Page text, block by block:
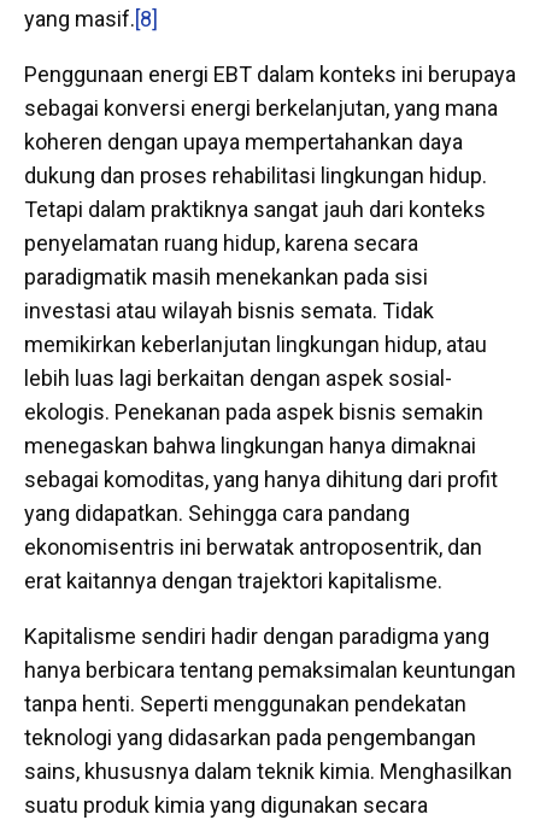
yang masif.[8]
Penggunaan energi EBT dalam konteks ini berupaya
sebagai konversi energi berkelanjutan, yang mana
koheren dengan upaya mempertahankan daya
dukung dan proses rehabilitasi lingkungan hidup.
Tetapi dalam praktiknya sangat jauh dari konteks
penyelamatan ruang hidup, karena secara
paradigmatik masih menekankan pada sisi
investasi atau wilayah bisnis semata. Tidak
memikirkan keberlanjutan lingkungan hidup, atau
lebih luas lagi berkaitan dengan aspek sosial-
ekologis. Penekanan pada aspek bisnis semakin
menegaskan bahwa lingkungan hanya dimaknai
sebagai komoditas, yang hanya dihitung dari profit
yang didapatkan. Sehingga cara pandang
ekonomisentris ini berwatak antroposentrik, dan
erat kaitannya dengan trajektori kapitalisme.
Kapitalisme sendiri hadir dengan paradigma yang
hanya berbicara tentang pemaksimalan keuntungan
tanpa henti. Seperti menggunakan pendekatan
teknologi yang didasarkan pada pengembangan
sains, khususnya dalam teknik kimia. Menghasilkan
suatu produk kimia yang digunakan secara